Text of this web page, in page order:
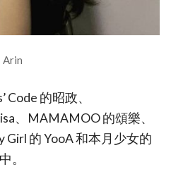
Arin
Code 的昭政、
、MAMAMOO 的頌樂、
的 YooA 和本月少女的
。